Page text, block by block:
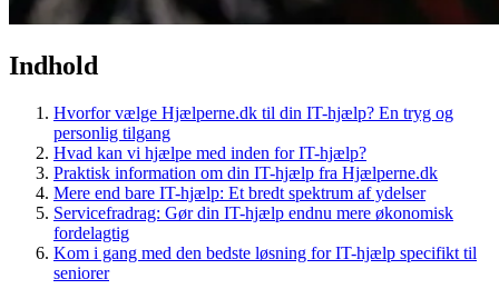
Indhold
Hvorfor vælge Hjælperne.dk til din IT-hjælp? En tryg og
personlig tilgang
Hvad kan vi hjælpe med inden for IT-hjælp?
Praktisk information om din IT-hjælp fra Hjælperne.dk
Mere end bare IT-hjælp: Et bredt spektrum af ydelser
Servicefradrag: Gør din IT-hjælp endnu mere økonomisk
fordelagtig
Kom i gang med den bedste løsning for IT-hjælp specifikt til
seniorer